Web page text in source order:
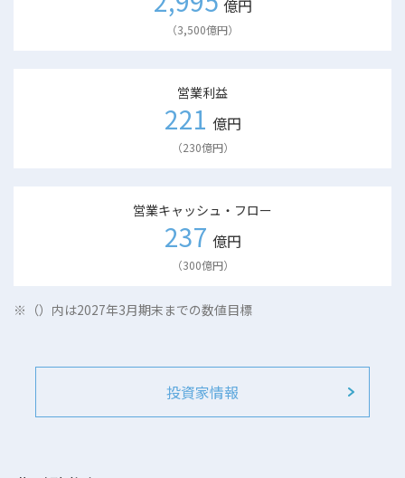
億円
（3,500億円）
営業利益
221 億円
（230億円）
営業キャッシュ・フロー
237 億円
（300億円）
※（）内は2027年3月期末までの数値目標
投資家情報